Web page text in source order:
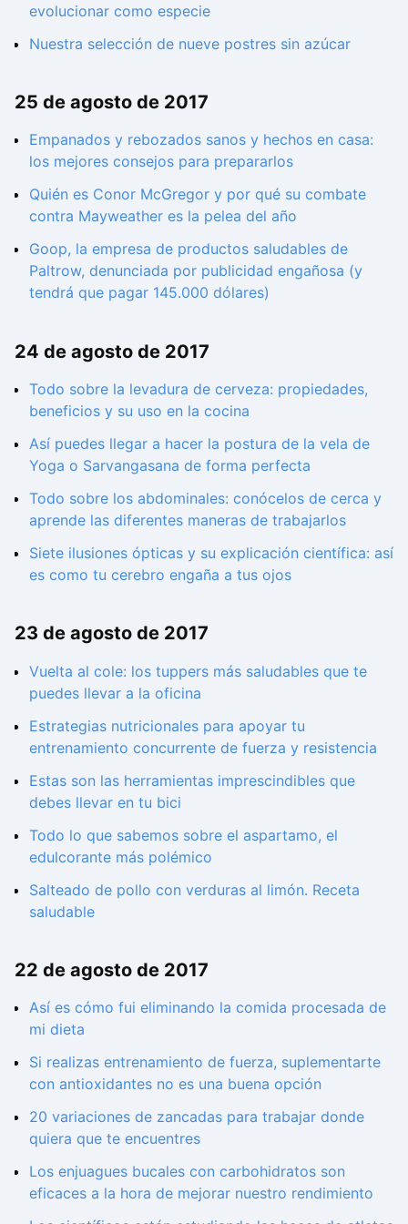
evolucionar como especie
Nuestra selección de nueve postres sin azúcar
25 de agosto de 2017
Empanados y rebozados sanos y hechos en casa:
los mejores consejos para prepararlos
Quién es Conor McGregor y por qué su combate
contra Mayweather es la pelea del año
Goop, la empresa de productos saludables de
Paltrow, denunciada por publicidad engañosa (y
tendrá que pagar 145.000 dólares)
24 de agosto de 2017
Todo sobre la levadura de cerveza: propiedades,
beneficios y su uso en la cocina
Así puedes llegar a hacer la postura de la vela de
Yoga o Sarvangasana de forma perfecta
Todo sobre los abdominales: conócelos de cerca y
aprende las diferentes maneras de trabajarlos
Siete ilusiones ópticas y su explicación científica: así
es como tu cerebro engaña a tus ojos
23 de agosto de 2017
Vuelta al cole: los tuppers más saludables que te
puedes llevar a la oficina
Estrategias nutricionales para apoyar tu
entrenamiento concurrente de fuerza y resistencia
Estas son las herramientas imprescindibles que
debes llevar en tu bici
Todo lo que sabemos sobre el aspartamo, el
edulcorante más polémico
Salteado de pollo con verduras al limón. Receta
saludable
22 de agosto de 2017
Así es cómo fui eliminando la comida procesada de
mi dieta
Si realizas entrenamiento de fuerza, suplementarte
con antioxidantes no es una buena opción
20 variaciones de zancadas para trabajar donde
quiera que te encuentres
Los enjuagues bucales con carbohidratos son
eficaces a la hora de mejorar nuestro rendimiento